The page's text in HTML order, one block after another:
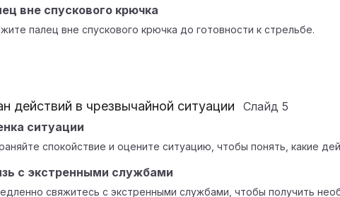
вне спускового крючка
палец вне спускового крючка до готовности к стрельбе.
действий в чрезвычайной ситуации Слайд 5
ситуации
спокойствие и оцените ситуацию, чтобы понять, какие
с экстренными службами
свяжитесь с экстренными службами, чтобы получить